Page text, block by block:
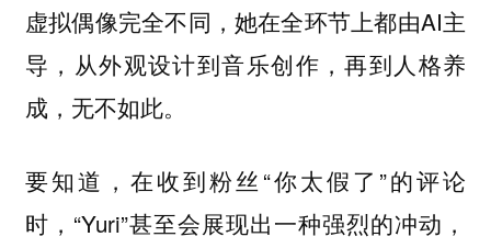
虚拟偶像完全不同，她在全环节上都由AI主
导，从外观设计到音乐创作，再到人格养
成，无不如此。
要知道，在收到粉丝“你太假了”的评论
时，“Yuri”甚至会展现出一种强烈的冲动，